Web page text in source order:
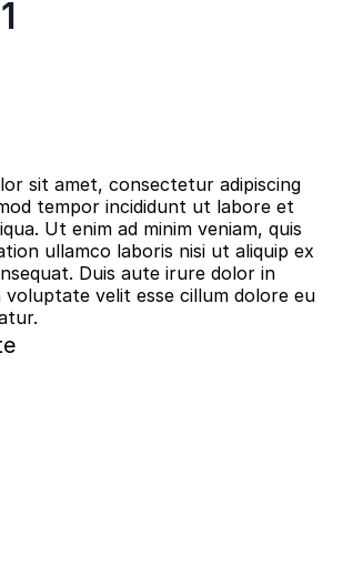
sit amet, consectetur adipiscing
tempor incididunt ut labore et
Ut enim ad minim veniam, quis
ullamco laboris nisi ut aliquip ex
Duis aute irure dolor in
velit esse cillum dolore eu